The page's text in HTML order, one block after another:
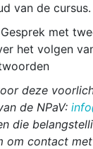
van de cursus.
met
het volgen
deze
de NPaV:
die
om contact